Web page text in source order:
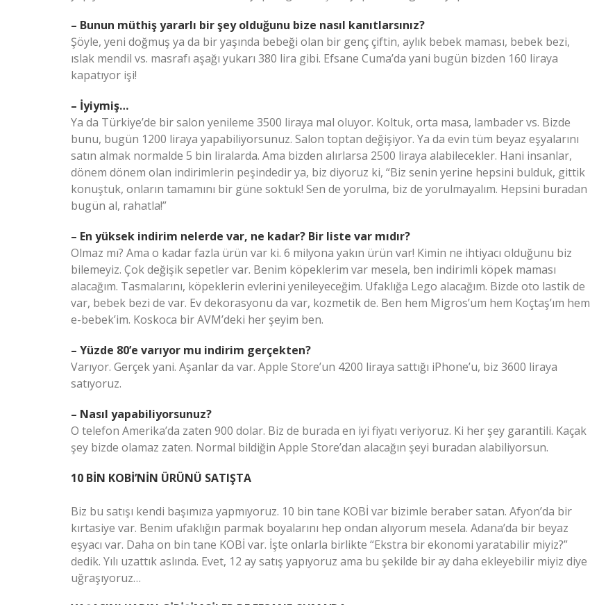
– Bunun müthiş yararlı bir şey olduğunu bize nasıl kanıtlarsınız?
Şöyle, yeni doğmuş ya da bir yaşında bebeği olan bir genç çiftin, aylık bebek maması, bebek bezi,
ıslak mendil vs. masrafı aşağı yukarı 380 lira gibi. Efsane Cuma’da yani bugün bizden 160 liraya
kapatıyor işi!
– İyiymiş…
Ya da Türkiye’de bir salon yenileme 3500 liraya mal oluyor. Koltuk, orta masa, lambader vs. Bizde
bunu, bugün 1200 liraya yapabiliyorsunuz. Salon toptan değişiyor. Ya da evin tüm beyaz eşyalarını
satın almak normalde 5 bin liralarda. Ama bizden alırlarsa 2500 liraya alabilecekler. Hani insanlar,
dönem dönem olan indirimlerin peşindedir ya, biz diyoruz ki, “Biz senin yerine hepsini bulduk, gittik
konuştuk, onların tamamını bir güne soktuk! Sen de yorulma, biz de yorulmayalım. Hepsini buradan
bugün al, rahatla!”
– En yüksek indirim nelerde var, ne kadar? Bir liste var mıdır?
Olmaz mı? Ama o kadar fazla ürün var ki. 6 milyona yakın ürün var! Kimin ne ihtiyacı olduğunu biz
bilemeyiz. Çok değişik sepetler var. Benim köpeklerim var mesela, ben indirimli köpek maması
alacağım. Tasmalarını, köpeklerin evlerini yenileyeceğim. Ufaklığa Lego alacağım. Bizde oto lastik de
var, bebek bezi de var. Ev dekorasyonu da var, kozmetik de. Ben hem Migros’um hem Koçtaş’ım hem
e-bebek’im. Koskoca bir AVM’deki her şeyim ben.
– Yüzde 80’e varıyor mu indirim gerçekten?
Varıyor. Gerçek yani. Aşanlar da var. Apple Store’un 4200 liraya sattığı iPhone’u, biz 3600 liraya
satıyoruz.
– Nasıl yapabiliyorsunuz?
O telefon Amerika’da zaten 900 dolar. Biz de burada en iyi fiyatı veriyoruz. Ki her şey garantili. Kaçak
şey bizde olamaz zaten. Normal bildiğin Apple Store’dan alacağın şeyi buradan alabiliyorsun.
10 BİN KOBİ’NİN ÜRÜNÜ SATIŞTA
Biz bu satışı kendi başımıza yapmıyoruz. 10 bin tane KOBİ var bizimle beraber satan. Afyon’da bir
kırtasiye var. Benim ufaklığın parmak boyalarını hep ondan alıyorum mesela. Adana’da bir beyaz
eşyacı var. Daha on bin tane KOBİ var. İşte onlarla birlikte “Ekstra bir ekonomi yaratabilir miyiz?”
dedik. Yılı uzattık aslında. Evet, 12 ay satış yapıyoruz ama bu şekilde bir ay daha ekleyebilir miyiz diye
uğraşıyoruz…